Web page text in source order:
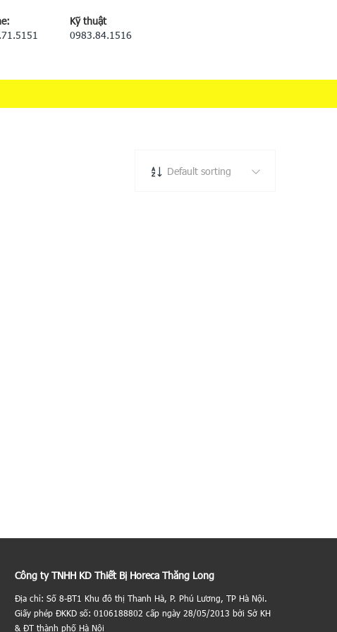
Kỹ thuật
0983.84.1516
Default sorting
Công ty TNHH KD Thiết Bị Horeca Thăng Long
Địa chỉ: Số 8-BT1 Khu đô thị Thanh Hà, P. Phú Lương, TP Hà Nội.
Giấy phép ĐKKD số: 0106188802 cấp ngày 28/05/2013 bởi Sở KH
& ĐT thành phố Hà Nội